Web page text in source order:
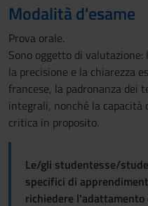
Modalità d'esame
Prova orale.
Sono oggetto di valutazione:
la precisione e la chiarezza
francese, la padronanza dei
integrali, nonché la capacità
critica in proposito.
Le/gli studentesse/
specifici di
richiedere l'adattamento